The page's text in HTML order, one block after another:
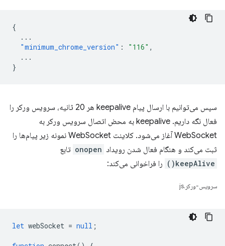
{
...
"minimum_chrome_version" : "116" ,
...
}
سپس می‌توانیم با ارسال پیام keepalive هر 20 ثانیه، سرویس ورکر را
فعال نگه داریم. keepalive به محض اتصال سرویس ورکر به
WebSocket آغاز می‌شود. کلاینت WebSocket نمونه زیر پیام‌ها را
ثبت می‌کند و هنگام فعال شدن رویداد onopen تابع
keepAlive() را فراخوانی می‌کند:
سرویس-ورکر.js
let webSocket = null ;